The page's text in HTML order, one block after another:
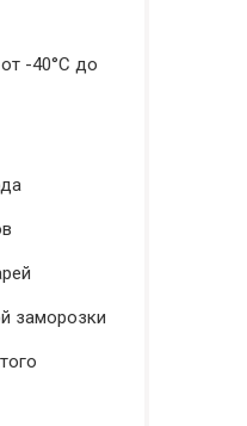
-40°C до
заморозки